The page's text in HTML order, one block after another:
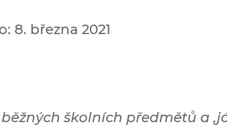
8. března 2021
školních předmětů a